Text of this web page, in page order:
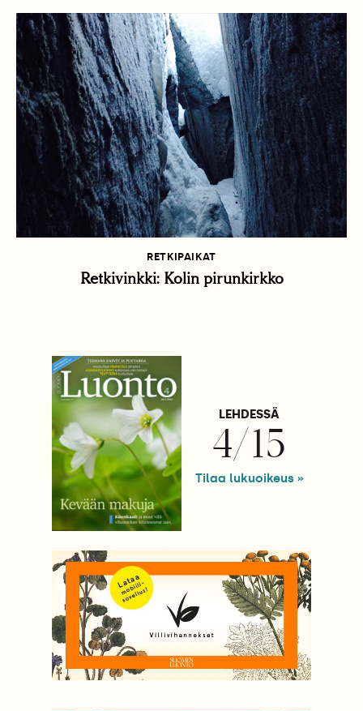
RETKIPAIKAT
Retkivinkki: Kolin pirunkirkko
LEHDESSÄ
4/15
Tilaa lukuoikeus »